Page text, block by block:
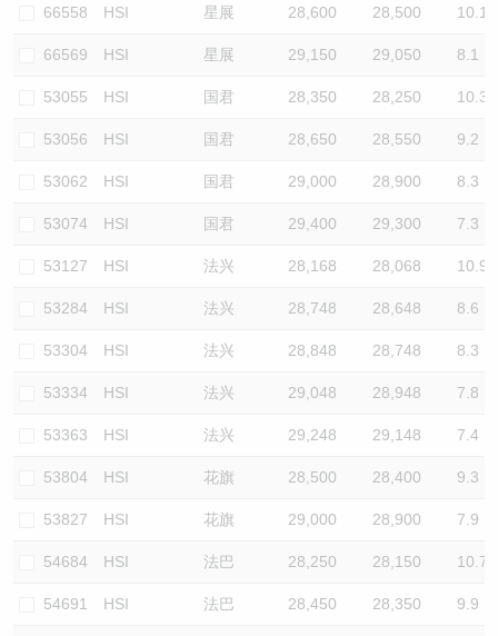
66558 HSI 星展 28,600 28,500 10.1
66569 HSI 星展 29,150 29,050 8.1
53055 HSI 国君 28,350 28,250 10.3
53056 HSI 国君 28,650 28,550 9.2
53062 HSI 国君 29,000 28,900 8.3
53074 HSI 国君 29,400 29,300 7.3
53127 HSI 法兴 28,168 28,068 10.9
53284 HSI 法兴 28,748 28,648 8.6
53304 HSI 法兴 28,848 28,748 8.3
53334 HSI 法兴 29,048 28,948 7.8
53363 HSI 法兴 29,248 29,148 7.4
53804 HSI 花旗 28,500 28,400 9.3
53827 HSI 花旗 29,000 28,900 7.9
54684 HSI 法巴 28,250 28,150 10.7
54691 HSI 法巴 28,450 28,350 9.9